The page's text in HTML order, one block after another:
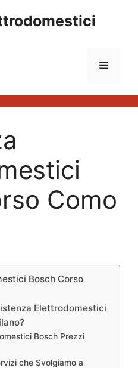
Menu
Como
Bosch Corso
Elettrodomestici
Bosch Prezzi
che Svolgiamo a